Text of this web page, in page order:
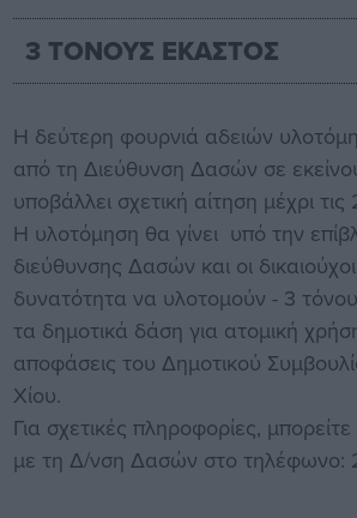
3 ΤΟΝΟΥΣ ΕΚΑΣΤΟΣ
Η δεύτερη φουρνιά αδειών
από τη Διεύθυνση Δασών σε
υποβάλλει σχετική αίτηση μέχρι
Η υλοτόμηση θα γίνει υπό την
διεύθυνσης Δασών και οι
δυνατότητα να υλοτομούν - 3
τα δημοτικά δάση για ατομική
αποφάσεις του Δημοτικού
Χίου.
Για σχετικές πληροφορίες,
με τη Δ/νση Δασών στο τηλέφωνο: